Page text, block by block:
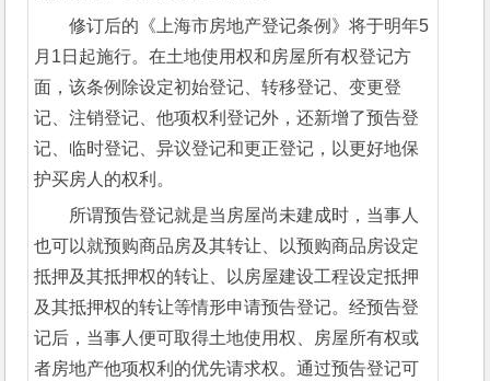
修订后的《上海市房地产登记条例》将于明年5
月1日起施行。在土地使用权和房屋所有权登记方
面，该条例除设定初始登记、转移登记、变更登
记、注销登记、他项权利登记外，还新增了预告登
记、临时登记、异议登记和更正登记，以更好地保
护买房人的权利。
所谓预告登记就是当房屋尚未建成时，当事人
也可以就预购商品房及其转让、以预购商品房设定
抵押及其抵押权的转让、以房屋建设工程设定抵押
及其抵押权的转让等情形申请预告登记。经预告登
记后，当事人便可取得土地使用权、房屋所有权或
者房地产他项权利的优先请求权。通过预告登记可